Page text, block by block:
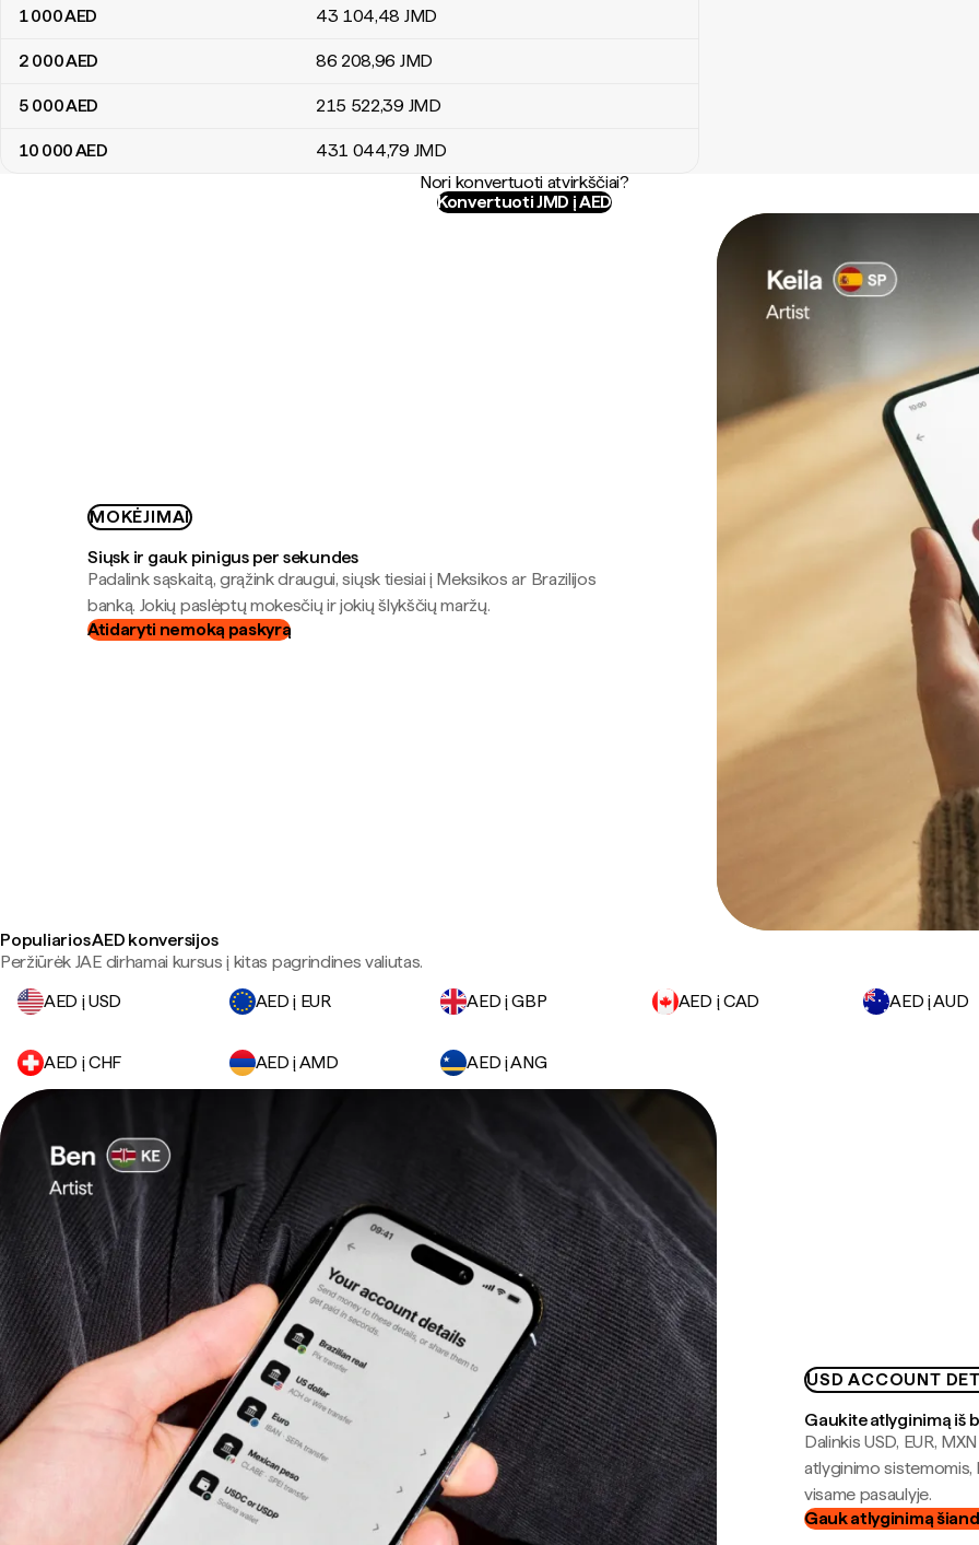
1 000AED 43 104,48 JMD
2 000AED 86 208,96 JMD
5 000AED 215 522,39 JMD
10 000AED 431 044,79 JMD
Nori konvertuoti atvirkščiai?
Konvertuoti JMD į AED
MOKĖJIMAI
Siųsk ir gauk pinigus per sekundes
Padalink sąskaitą, grąžink draugui, siųsk tiesiai į Meksikos ar Brazilijos
banką. Jokių paslėptų mokesčių ir jokių šlykščių maržų.
Atidaryti nemoką paskyrą
Populiarios AED konversijos
Peržiūrėk JAE dirhamai kursus į kitas pagrindines valiutas.
AED į USD
AED į EUR AED į GBP AED į CAD AED į AUD
AED į CHF AED į AMD AED į ANG
USD ACCOUNT
Gaukite atlyginimą iš
Dalinkis USD, EUR,
atlyginimo
visame pasaulyje.
Gauk atlyginimą